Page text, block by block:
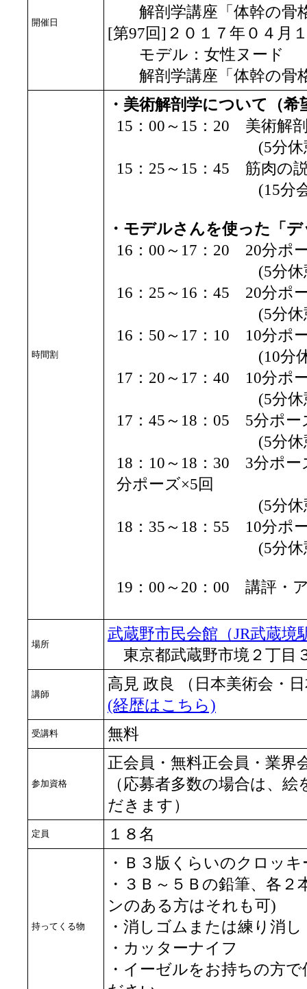
開催日
解剖学講座「体幹の骨
[第97回]２０１７年０４月
モデル：女性ヌード
解剖学講座「体幹の骨
時間割
・美術解剖学について（
15：00～15：20 美術解
(5分休
15：25～15：45 筋肉の
(15分会場準
・モデルさんを使った「
16：00～17：20 20分ポ
(5分休
16：25～16：45 20分ポ
(5分休
16：50～17：10 10分ポ
(10分休
17：20～17：40 10分ポ
(5分休
17：45～18：05 5分ポー
(5分休
18：10～18：30 3分ポー
分ポーズ×5回
(5分休
18：35～18：55 10分ポ
(5分休
19：00～20：00 講評・
場所
武蔵野市民会館（JR武蔵境
東京都武蔵野市境２丁目
講師
高見 政良 （日本美術会・
(経歴はこちら)
受講料 無料
参加資格
正会員・無料正会員・業界
（応募者多数の場合は、
だきます）
定員 １８名
持ってくる物
・Ｂ３版くらいのクロッキ
・３Ｂ～５Ｂの鉛筆、各
ンのある方はそれも可)
・消しゴムまたは練り消し
・カッターナイフ
・イーゼルをお持ちの方